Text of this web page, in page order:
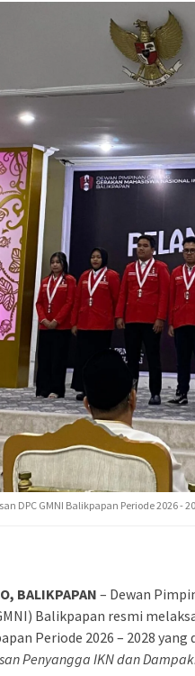
DPC GMNI Balikpapan Periode 2026 -
BALIKPAPAN – Dewan
Balikpapan resmi
Periode 2026 – 2028
Penyangga IKN dan